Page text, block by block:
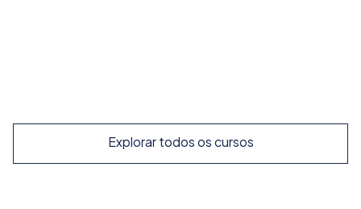
Explorar todos os cursos